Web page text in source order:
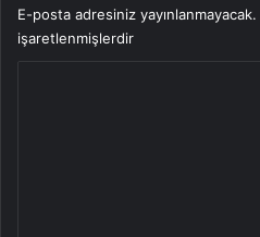
E-posta adresiniz yayınlanmayacak.
işaretlenmişlerdir